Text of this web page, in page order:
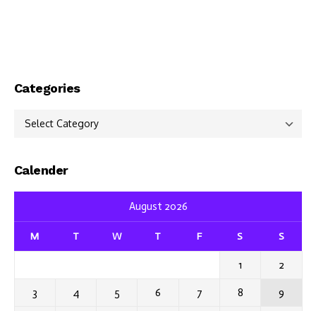
Categories
Categories
Calender
August 2026
M T W T F S S
1 2
3 4 5 6 7 8 9